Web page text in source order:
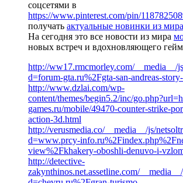
соцсетями в
https://www.pinterest.com/pin/
получать актуальные новинки из
На сегодня это все новости из мира
новых встреч и вдохновляющего
http://ww17.rmcmorley.com/__media__/
d=forum-gta.ru%2Fgta-san-andreas-
http://www.dzlai.com/wp-
content/themes/begin5.2/inc/
games.ru/mobile/49470-counter-strike-
action-3d.html
http://verusmedia.co/__media__/js/
d=www.prcy-
view%2Fkhakery-oboshli-denuvo-i-
http://detective-
zakynthinos.net.assetline.com/